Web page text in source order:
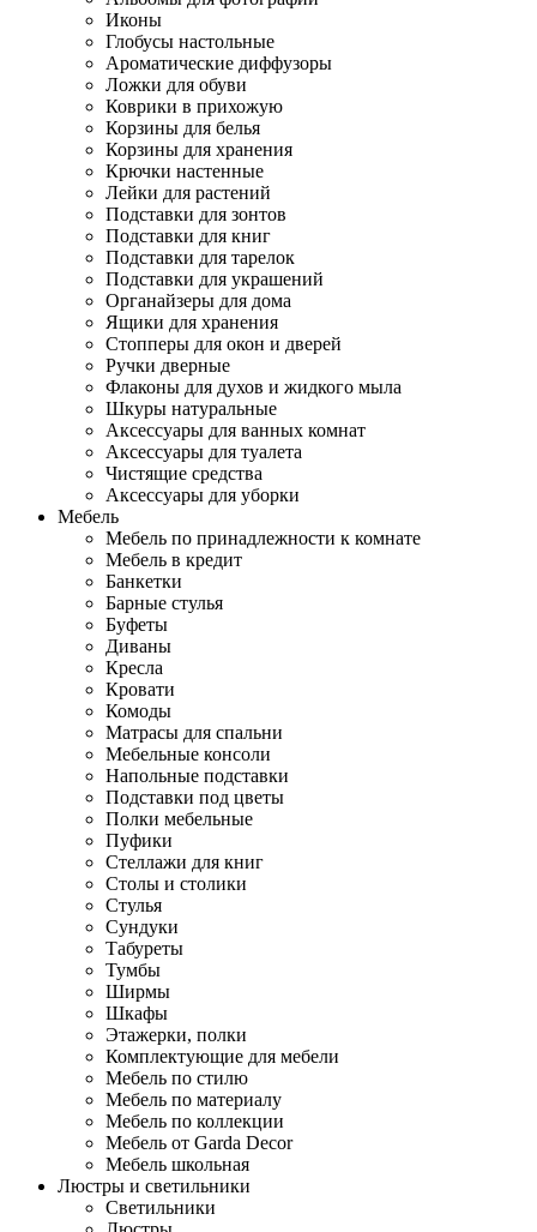
Иконы
Глобусы настольные
Ароматические диффузоры
Ложки для обуви
Коврики в прихожую
Корзины для белья
Корзины для хранения
Крючки настенные
Лейки для растений
Подставки для зонтов
Подставки для книг
Подставки для тарелок
Подставки для украшений
Органайзеры для дома
Ящики для хранения
Стопперы для окон и дверей
Ручки дверные
Флаконы для духов и жидкого мыла
Шкуры натуральные
Аксессуары для ванных комнат
Аксессуары для туалета
Чистящие средства
Аксессуары для уборки
Мебель
Мебель по принадлежности к комнате
Мебель в кредит
Банкетки
Барные стулья
Буфеты
Диваны
Кресла
Кровати
Комоды
Матрасы для спальни
Мебельные консоли
Напольные подставки
Подставки под цветы
Полки мебельные
Пуфики
Стеллажи для книг
Столы и столики
Стулья
Сундуки
Табуреты
Тумбы
Ширмы
Шкафы
Этажерки, полки
Комплектующие для мебели
Мебель по стилю
Мебель по материалу
Мебель по коллекции
Мебель от Garda Decor
Мебель школьная
Люстры и светильники
Светильники